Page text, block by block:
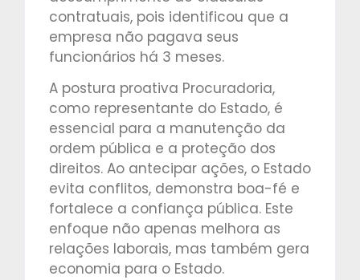
contratuais, pois identificou que a
empresa não pagava seus
funcionários há 3 meses.
A postura proativa Procuradoria,
como representante do Estado, é
essencial para a manutenção da
ordem pública e a proteção dos
direitos. Ao antecipar ações, o Estado
evita conflitos, demonstra boa-fé e
fortalece a confiança pública. Este
enfoque não apenas melhora as
relações laborais, mas também gera
economia para o Estado.